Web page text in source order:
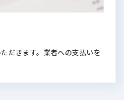
だきます。業者への支払いを